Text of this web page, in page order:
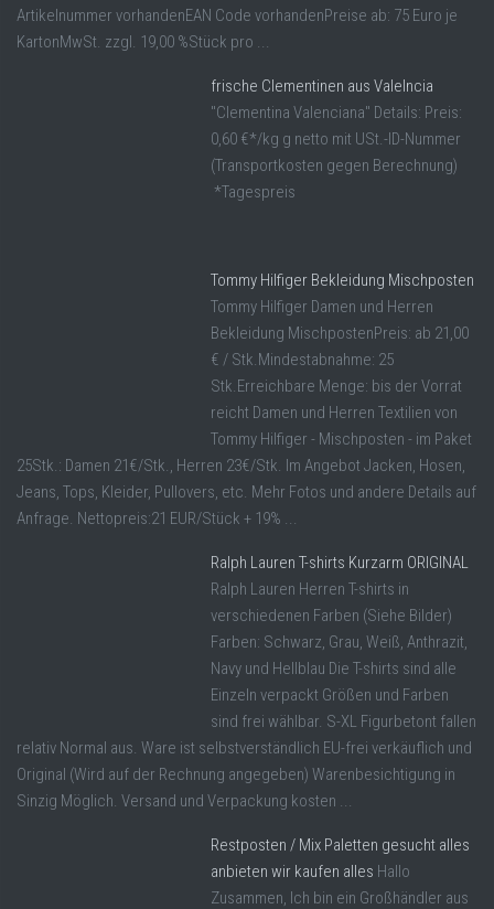
Artikelnummer vorhandenEAN Code vorhandenPreise ab: 75 Euro je
KartonMwSt. zzgl. 19,00 %Stück pro ...
frische Clementinen aus Valelncia
"Clementina Valenciana" Details: Preis:
0,60 €*/kg g netto mit USt.-ID-Nummer
(Transportkosten gegen Berechnung)
*Tagespreis
Tommy Hilfiger Bekleidung Mischposten
Tommy Hilfiger Damen und Herren
Bekleidung MischpostenPreis: ab 21,00
€ / Stk.Mindestabnahme: 25
Stk.Erreichbare Menge: bis der Vorrat
reicht Damen und Herren Textilien von
Tommy Hilfiger - Mischposten - im Paket
25Stk.: Damen 21€/Stk., Herren 23€/Stk. Im Angebot Jacken, Hosen,
Jeans, Tops, Kleider, Pullovers, etc. Mehr Fotos und andere Details auf
Anfrage. Nettopreis:21 EUR/Stück + 19% ...
Ralph Lauren T-shirts Kurzarm ORIGINAL
Ralph Lauren Herren T-shirts in
verschiedenen Farben (Siehe Bilder)
Farben: Schwarz, Grau, Weiß, Anthrazit,
Navy und Hellblau Die T-shirts sind alle
Einzeln verpackt Größen und Farben
sind frei wählbar. S-XL Figurbetont fallen
relativ Normal aus. Ware ist selbstverständlich EU-frei verkäuflich und
Original (Wird auf der Rechnung angegeben) Warenbesichtigung in
Sinzig Möglich. Versand und Verpackung kosten ...
Restposten / Mix Paletten gesucht alles
anbieten wir kaufen alles Hallo
Zusammen, Ich bin ein Großhändler aus